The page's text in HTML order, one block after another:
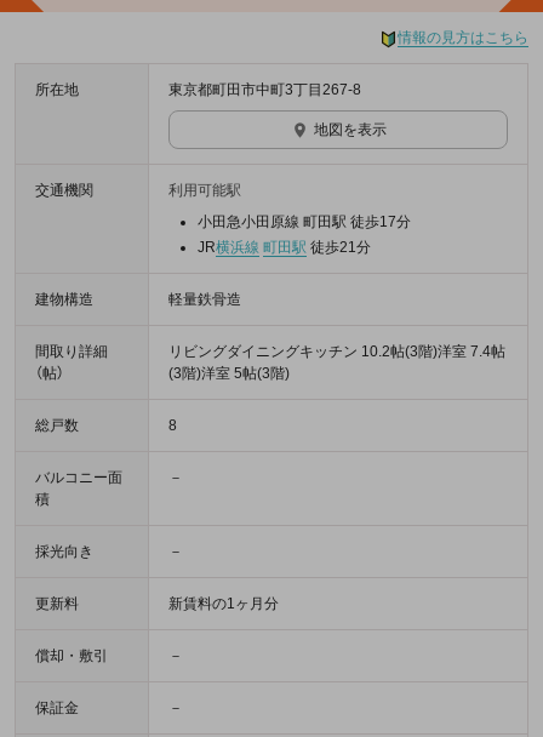
情報の見方はこちら
所在地 東京都町田市中町3丁目267-8
地図を表示
交通機関
利用可能駅
小田急小田原線 町田駅 徒歩17分
JR横浜線 町田駅 徒歩21分
建物構造 軽量鉄骨造
間取り詳細
（帖）
リビングダイニングキッチン 10.2帖(3階)洋室 7.4帖
(3階)洋室 5帖(3階)
総戸数 8
バルコニー面
積
－
採光向き －
更新料 新賃料の1ヶ月分
償却・敷引 －
保証金 －